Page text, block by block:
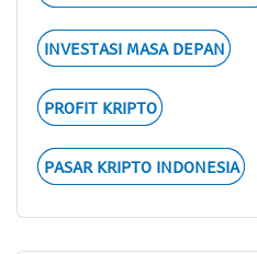
INVESTASI MASA DEPAN
PROFIT KRIPTO
PASAR KRIPTO INDONESIA